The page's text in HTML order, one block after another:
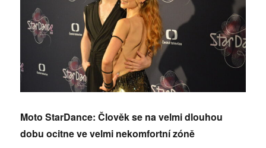
Moto StarDance: Člověk se na velmi dlouhou
dobu ocitne ve velmi nekomfortní zóně